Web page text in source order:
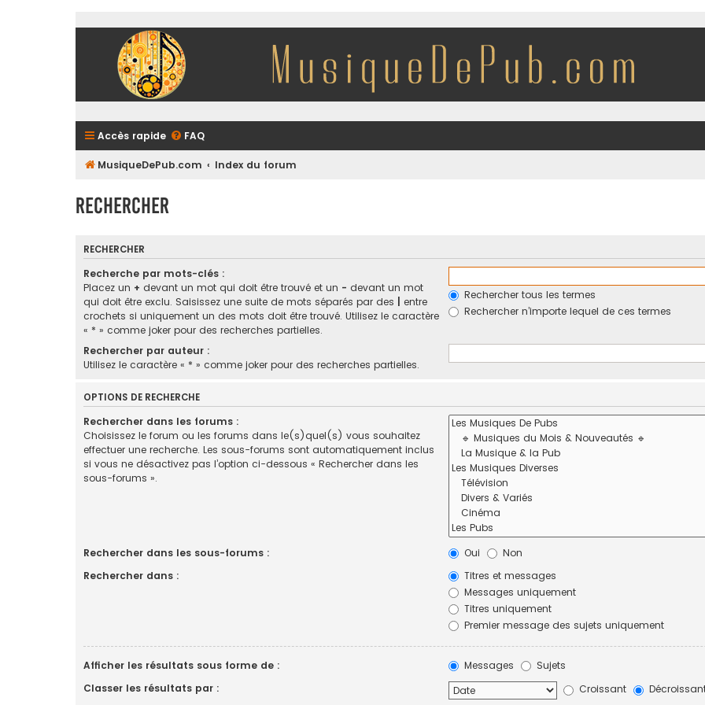
Accès rapide FAQ
MusiqueDePub.com Index du forum
Rechercher
RECHERCHER
Recherche par mots-clés :
Placez un + devant un mot qui doit être trouvé et un - devant un mot
qui doit être exclu. Saisissez une suite de mots séparés par des
entre
crochets si uniquement un des mots doit être trouvé. Utilisez le caractère
« * » comme joker pour des recherches partielles.
Rechercher tous les termes
Rechercher n’importe lequel de ces termes
Rechercher par auteur :
Utilisez le caractère « * » comme joker pour des recherches partielles.
OPTIONS DE RECHERCHE
Rechercher dans les forums :
Choisissez le forum ou les forums dans le(s)quel(s) vous souhaitez
effectuer une recherche. Les sous-forums sont automatiquement inclus
si vous ne désactivez pas l’option ci-dessous « Rechercher dans les
sous-forums ».
Rechercher dans les sous-forums : Oui
Non
Rechercher dans :
Titres et messages
Messages uniquement
Titres uniquement
Premier message des sujets uniquement
Afficher les résultats sous forme de : Messages
Sujets
Classer les résultats par :
Croissant